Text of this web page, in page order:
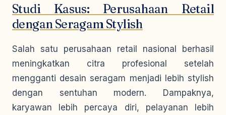
Studi Kasus: Perusahaan Retail
dengan Seragam Stylish
Salah satu perusahaan retail nasional berhasil
meningkatkan citra profesional setelah
mengganti desain seragam menjadi lebih stylish
dengan sentuhan modern. Dampaknya,
karyawan lebih percaya diri, pelayanan lebih